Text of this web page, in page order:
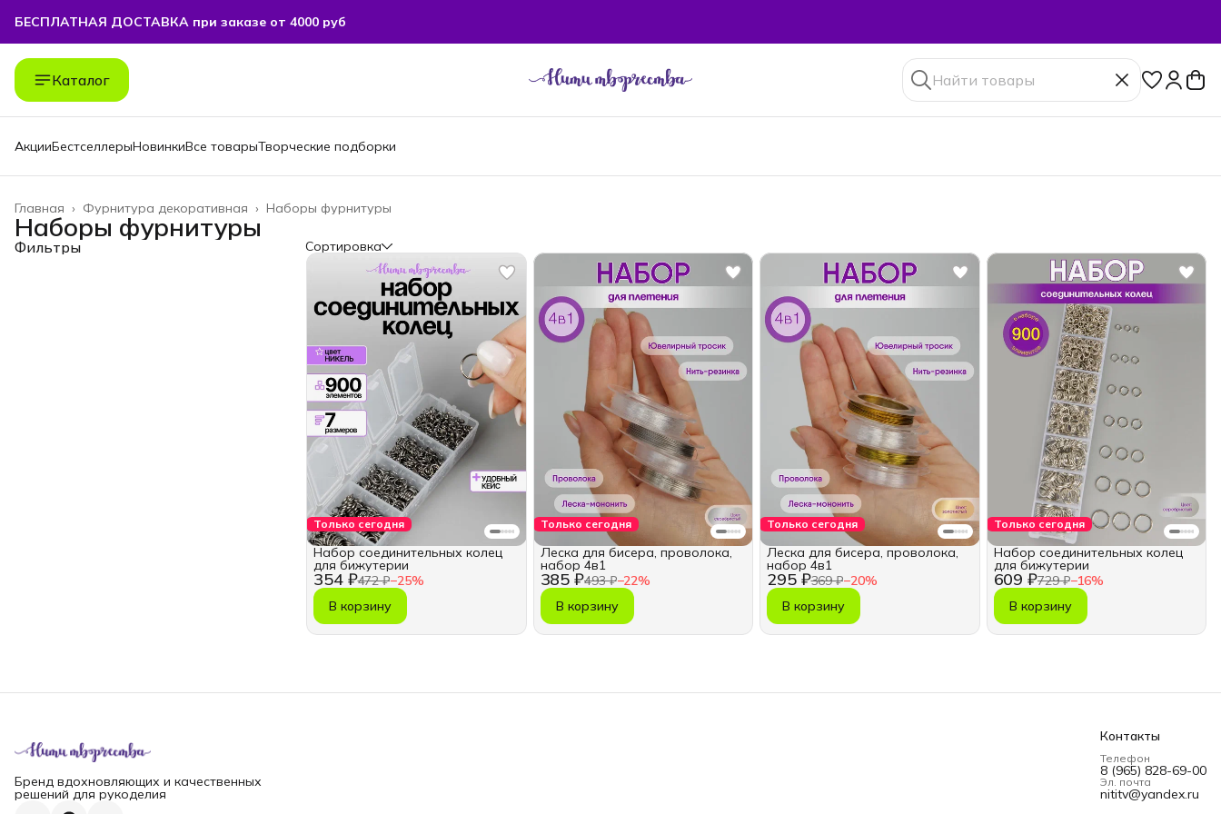
БЕСПЛАТНАЯ ДОСТАВКА при заказе от 4000 руб
Каталог
АкцииБестселлерыНовинкиВсе товарыТворческие подборки
Наборы фурнитуры
Фурнитура декоративная ›
Главная ›
Наборы фурнитуры
Фильтры Сортировка
Только сегодня
354 ₽472 ₽−25%
Набор соединительных колец
для бижутерии
В корзину
Только сегодня
385 ₽493 ₽−22%
Леска для бисера, проволока,
набор 4в1
В корзину
Только сегодня
295 ₽369 ₽−20%
Леска для бисера, проволока,
набор 4в1
В корзину
Только сегодня
609 ₽729 ₽−16%
Набор соединительных колец
для бижутерии
В корзину
Бренд вдохновляющих и качественных
решений для рукоделия
Контакты
Телефон
8 (965) 828-69-00
Эл. почта
nititv@yandex.ru